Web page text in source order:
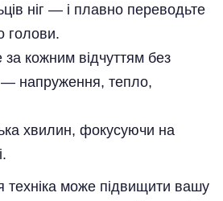
ніг — і плавно переводьте
голови.
за кожним відчуттям без
напруження, тепло,
хвилин, фокусуючи на
техніка може підвищити вашу